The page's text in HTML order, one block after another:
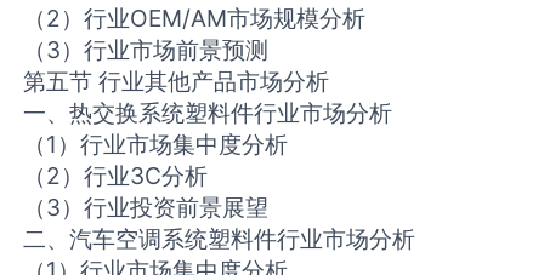
（2）行业OEM/AM市场规模分析
（3）行业市场前景预测
第五节 行业其他产品市场分析
一、热交换系统塑料件行业市场分析
（1）行业市场集中度分析
（2）行业3C分析
（3）行业投资前景展望
二、汽车空调系统塑料件行业市场分析